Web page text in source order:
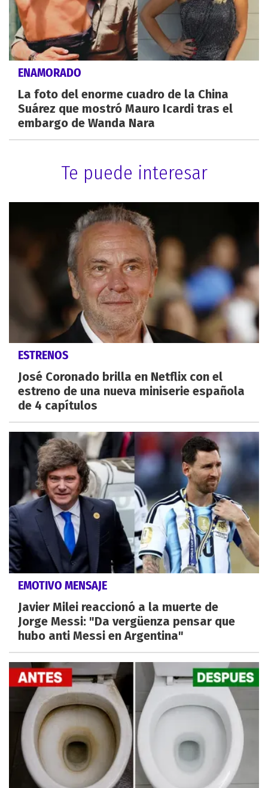
ENAMORADO
La foto del enorme cuadro de la China
Suárez que mostró Mauro Icardi tras el
embargo de Wanda Nara
Te puede interesar
ESTRENOS
José Coronado brilla en Netflix con el
estreno de una nueva miniserie española
de 4 capítulos
EMOTIVO MENSAJE
Javier Milei reaccionó a la muerte de
Jorge Messi: "Da vergüenza pensar que
hubo anti Messi en Argentina"